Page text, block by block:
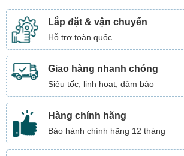
Lắp đặt & vận chuyển
Hỗ trợ toàn quốc
Giao hàng nhanh chóng
Siêu tốc, linh hoạt, đảm bảo
Hàng chính hãng
Bảo hành chính hãng 12 tháng